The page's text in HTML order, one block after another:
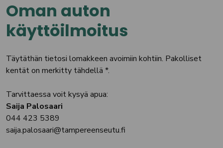
Oman auton
käyttöilmoitus
Täytäthän tietosi lomakkeen avoimiin kohtiin. Pakolliset
kentät on merkitty tähdellä *.
Tarvittaessa voit kysyä apua:
Saija Palosaari
044 423 5389
saija.palosaari@tampereenseutu.fi